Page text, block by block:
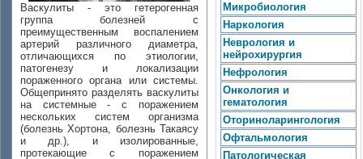
Васкулиты - это гетерогенная
группа болезней с
преимущественным воспалением
артерий различного диаметра,
отличающихся по этиологии,
патогенезу и локализации
пораженного органа или системы.
Общепринято разделять васкулиты
на системные - с поражением
нескольких систем организма
(болезнь Хортона, болезнь Такаясу
и др.), и изолированные,
протекающие с поражением
Микробиология
Наркология
Неврология и
нейрохирургия
Нефрология
Онкология и
гематология
Оториноларингология
Офтальмология
Патологическая